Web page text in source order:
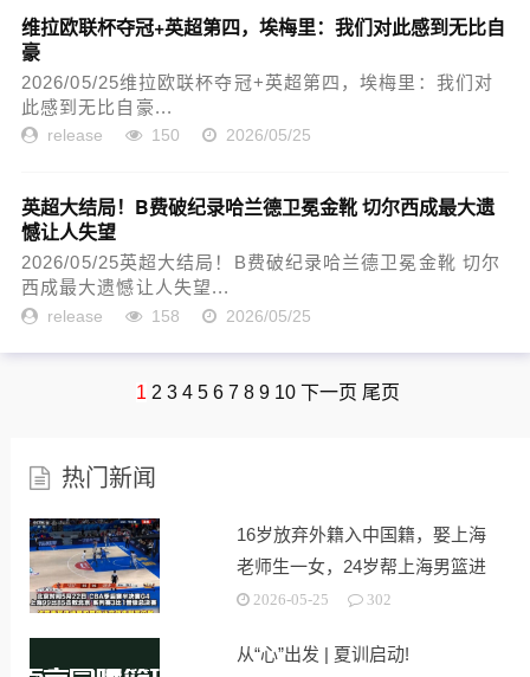
维拉欧联杯夺冠+英超第四，埃梅里：我们对此感到无比自
豪
2026/05/25维拉欧联杯夺冠+英超第四，埃梅里：我们对
此感到无比自豪...
release 150 2026/05/25
英超大结局！B费破纪录哈兰德卫冕金靴 切尔西成最大遗
憾让人失望
2026/05/25英超大结局！B费破纪录哈兰德卫冕金靴 切尔
西成最大遗憾让人失望...
release 158 2026/05/25
1 2 3 4 5 6 7 8 9 10 下一页 尾页
热门新闻
16岁放弃外籍入中国籍，娶上海
老师生一女，24岁帮上海男篮进
决赛
2026-05-25 302
从“心”出发 | 夏训启动!